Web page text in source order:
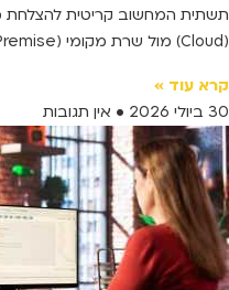
תשתית המחשוב קריטית להצלחת
(Cloud) מול שרת מקומי (On-Premise): השוואה מקיפה
קרא עוד »
30 ביולי 2026
אין תגובות